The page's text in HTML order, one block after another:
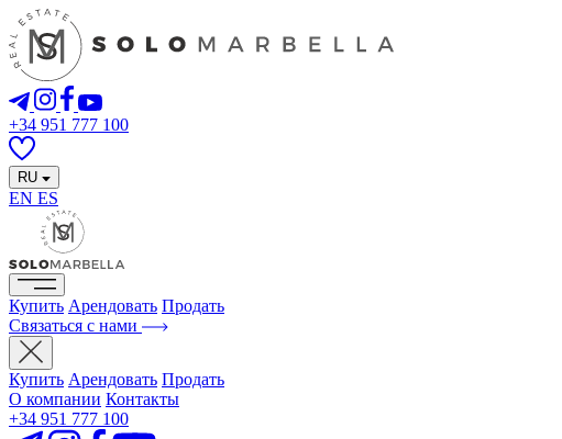
+34 951 777 100
RU
EN ES
Купить Арендовать Продать
Связаться с нами
Купить Арендовать Продать
О компании Контакты
+34 951 777 100